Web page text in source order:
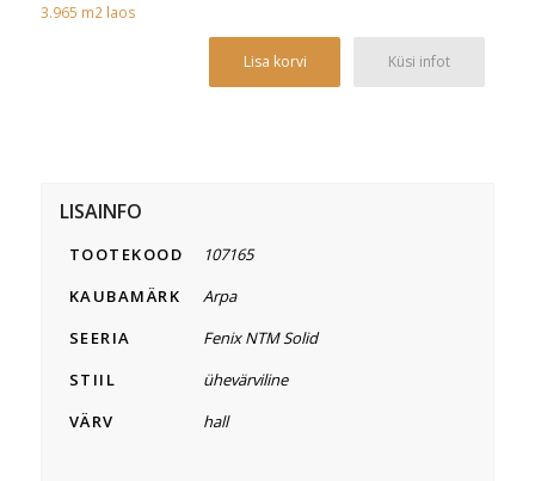
3.965 m2laos
Lisa korvi Küsi infot
LISAINFO
TOOTEKOOD
107165
KAUBAMÄRK
Arpa
SEERIA
Fenix NTM Solid
STIIL
ühevärviline
VÄRV
hall